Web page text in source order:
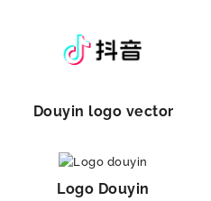
Douyin logo vector
Logo Douyin